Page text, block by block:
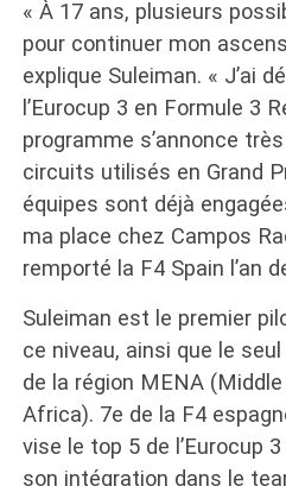
« À 17 ans, plusieurs
pour continuer mon
explique Suleiman. « J’ai
l’Eurocup 3 en Formule 3
programme s’annonce
circuits utilisés en Grand
équipes sont déjà
ma place chez Campos
remporté la F4 Spain l’an
Suleiman est le premier
ce niveau, ainsi que le
de la région MENA
Africa). 7e de la F4
vise le top 5 de l’Eurocup
son intégration dans le